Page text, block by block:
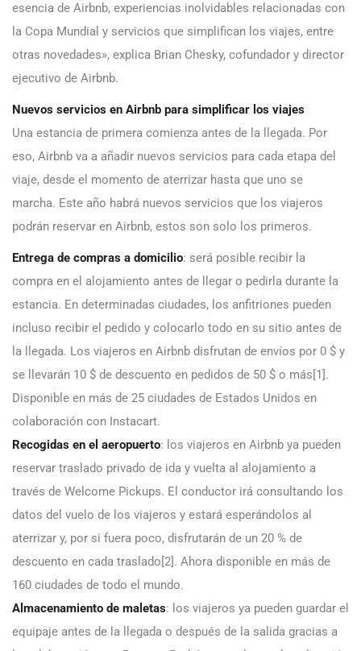
esencia de Airbnb, experiencias inolvidables relacionadas con
la Copa Mundial y servicios que simplifican los viajes, entre
otras novedades», explica Brian Chesky, cofundador y director
ejecutivo de Airbnb.
Nuevos servicios en Airbnb para simplificar los viajes
Una estancia de primera comienza antes de la llegada. Por
eso, Airbnb va a añadir nuevos servicios para cada etapa del
viaje, desde el momento de aterrizar hasta que uno se
marcha. Este año habrá nuevos servicios que los viajeros
podrán reservar en Airbnb, estos son solo los primeros.
Entrega de compras a domicilio: será posible recibir la
compra en el alojamiento antes de llegar o pedirla durante la
estancia. En determinadas ciudades, los anfitriones pueden
incluso recibir el pedido y colocarlo todo en su sitio antes de
la llegada. Los viajeros en Airbnb disfrutan de envíos por 0 $ y
se llevarán 10 $ de descuento en pedidos de 50 $ o más[1].
Disponible en más de 25 ciudades de Estados Unidos en
colaboración con Instacart.
Recogidas en el aeropuerto: los viajeros en Airbnb ya pueden
reservar traslado privado de ida y vuelta al alojamiento a
través de Welcome Pickups. El conductor irá consultando los
datos del vuelo de los viajeros y estará esperándolos al
aterrizar y, por si fuera poco, disfrutarán de un 20 % de
descuento en cada traslado[2]. Ahora disponible en más de
160 ciudades de todo el mundo.
Almacenamiento de maletas: los viajeros ya pueden guardar el
equipaje antes de la llegada o después de la salida gracias a